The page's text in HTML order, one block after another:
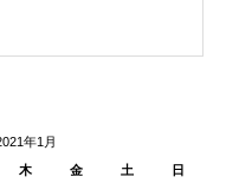
年1月
木 金 土 日